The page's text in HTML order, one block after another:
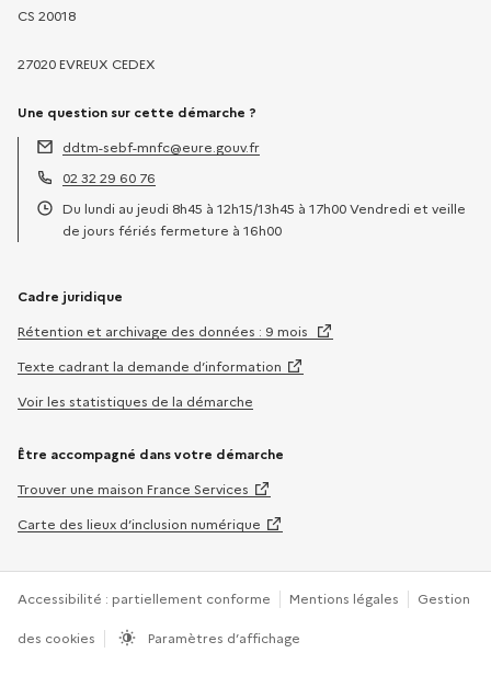
CS 20018
27020 EVREUX CEDEX
Une question sur cette démarche ?
Adresse électronique :
ddtm-sebf-mnfc@eure.gouv.fr
Téléphone :
02 32 29 60 76
Horaires :
Du lundi au jeudi 8h45 à 12h15/13h45 à 17h00 Vendredi et veille
de jours fériés fermeture à 16h00
Cadre juridique
Rétention et archivage des données : 9 mois
Texte cadrant la demande d’information
Voir les statistiques de la démarche
Être accompagné dans votre démarche
Trouver une maison France Services
Carte des lieux d’inclusion numérique
Accessibilité : partiellement conforme Mentions légales Gestion
des cookies Paramètres d’affichage